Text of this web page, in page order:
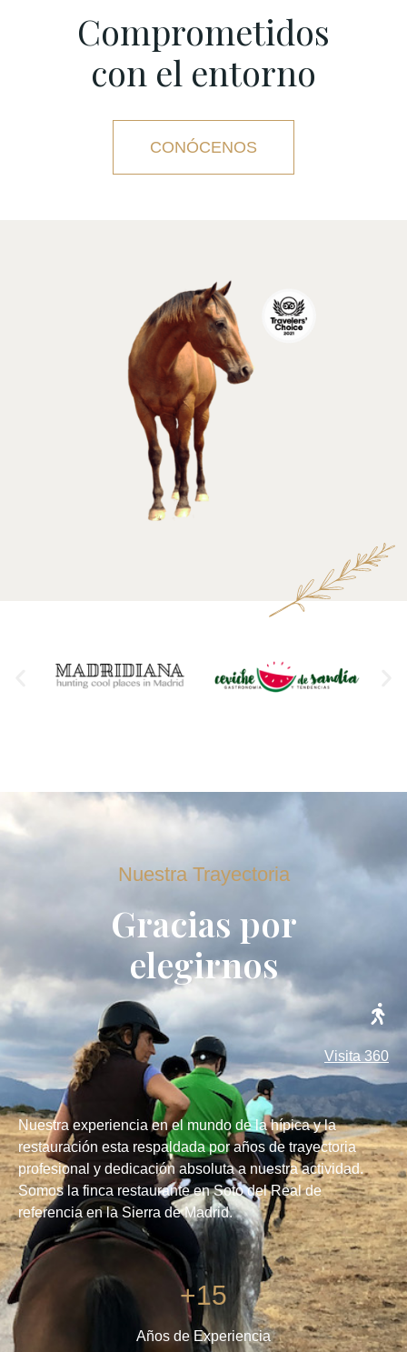
Comprometidos
con el entorno
CONÓCENOS
Nuestra Trayectoria
Gracias por
elegirnos
Visita 360
Nuestra experiencia en el mundo de la hípica y la
restauración esta respaldada por años de trayectoria
profesional y dedicación absoluta a nuestra actividad.
Somos la finca restaurante en Soto del Real de
referencia en la Sierra de Madrid.
+15
Años de Experiencia